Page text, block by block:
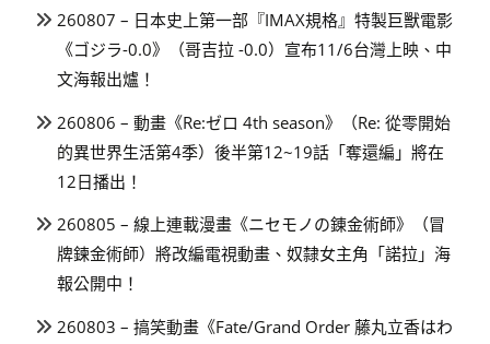
260807 – 日本史上第一部『IMAX規格』特製巨獸電影
《ゴジラ-0.0》（哥吉拉 -0.0）宣布11/6台灣上映、中
文海報出爐！
260806 – 動畫《Re:ゼロ 4th season》（Re: 從零開始
的異世界生活第4季）後半第12~19話「奪還編」將在
12日播出！
260805 – 線上連載漫畫《ニセモノの錬金術師》（冒
牌鍊金術師）將改編電視動畫、奴隸女主角「諾拉」海
報公開中！
260803 – 搞笑動畫《Fate/Grand Order 藤丸立香はわ